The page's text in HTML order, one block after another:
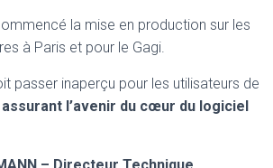
la mise en production sur les
à Paris et pour le Gagi.
passer inaperçu pour les utilisateurs de
assurant l’avenir du cœur du logiciel